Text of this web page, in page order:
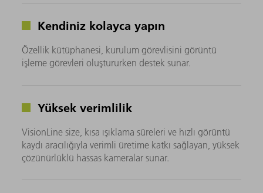
Kendiniz kolayca yapın
Özellik kütüphanesi, kurulum görevlisini görüntü
işleme görevleri oluştururken destek sunar.
Yüksek verimlilik
VisionLine size, kısa ışıklama süreleri ve hızlı görüntü
kaydı aracılığıyla verimli üretime katkı sağlayan, yüksek
çözünürlüklü hassas kameralar sunar.